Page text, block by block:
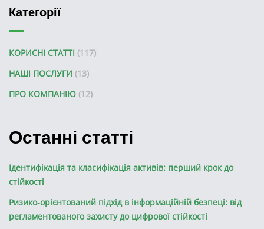
Категорії
КОРИСНІ СТАТТІ (117)
НАШІ ПОСЛУГИ (13)
ПРО КОМПАНІЮ (12)
Останні статті
Ідентифікація та класифікація активів: перший крок до
стійкості
Ризико-орієнтований підхід в інформаційній безпеці: від
регламентованого захисту до цифрової стійкості